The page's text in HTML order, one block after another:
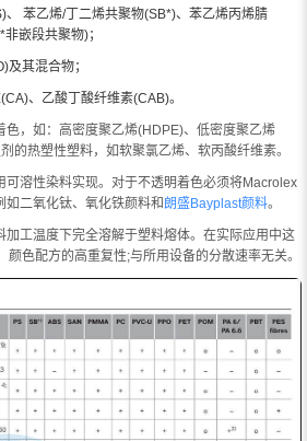
、 苯乙烯/丁二烯共聚物(SB*)、苯乙烯丙烯腈
嵌段共聚物)；
及其混合物；
、乙酸丁酸纤维素(CAB)。
色，如：高密度聚乙烯(HDPE)、低密度聚乙烯
的热塑性塑料，如软聚氯乙烯、软丙酸纤维素。
可溶性染料实现。对于不透明着色必须将Macrolex
二氧化钛、氧化铁颜料和 朗盛Bayplast颜料。
加工温度下完全溶解于塑料熔体。在实际应用中这
色配方的高重复性;与所用设备的分散速率无关。